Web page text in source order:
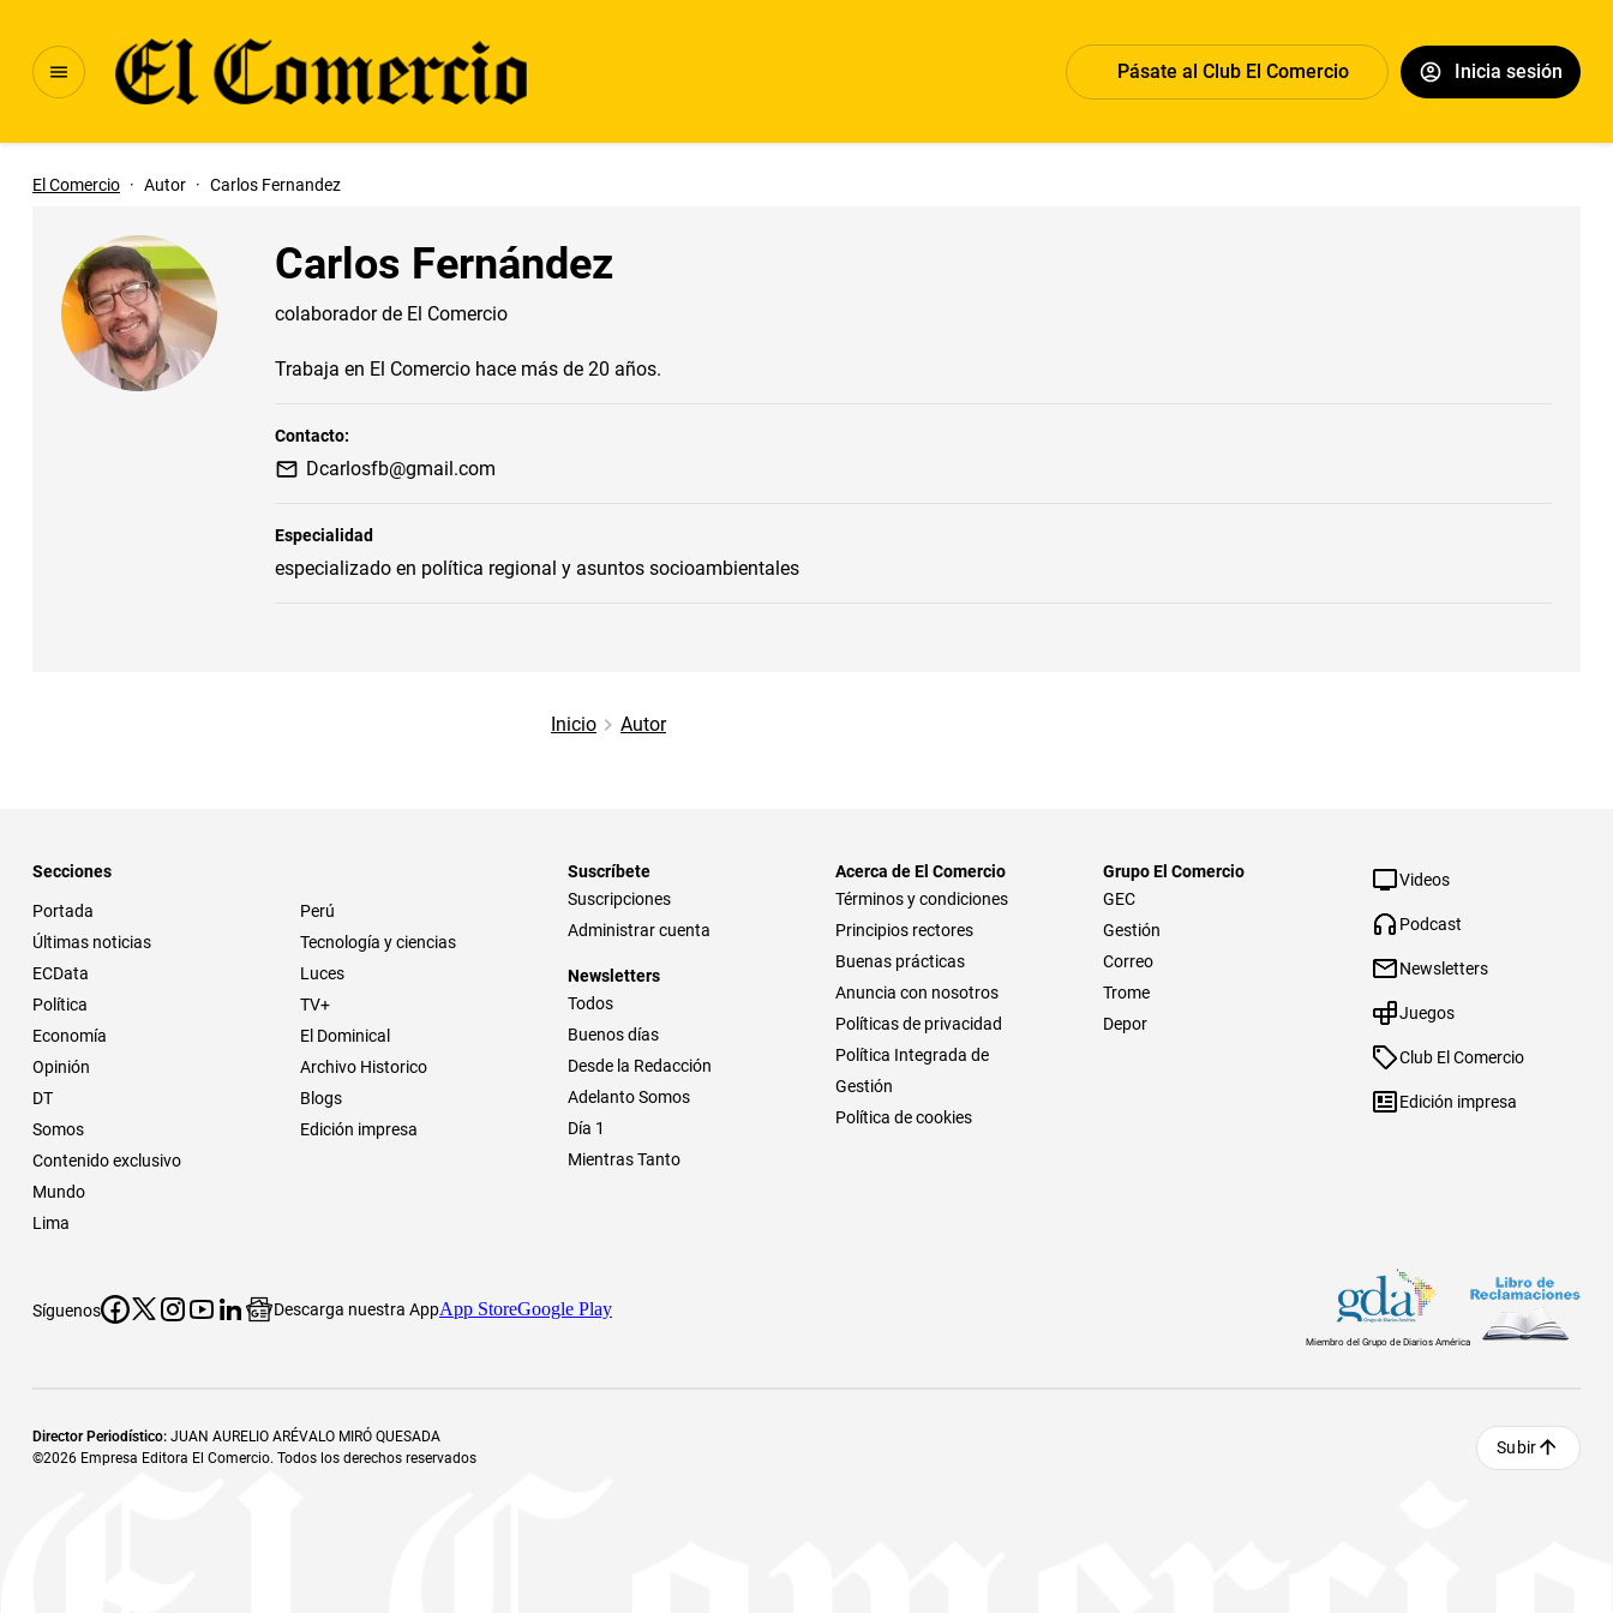
Pásate al Club El Comercio Inicia sesión
El Comercio · Autor · Carlos Fernandez
Carlos Fernández
colaborador de El Comercio
Trabaja en El Comercio hace más de 20 años.
Contacto:
Dcarlosfb@gmail.com
Especialidad
especializado en política regional y asuntos socioambientales
Inicio Autor
Secciones
Portada
Últimas noticias
ECData
Política
Economía
Opinión
DT
Somos
Contenido exclusivo
Mundo
Lima
Perú
Tecnología y ciencias
Luces
TV+
El Dominical
Archivo Historico
Blogs
Edición impresa
Suscríbete
Suscripciones
Administrar cuenta
Newsletters
Todos
Buenos días
Desde la Redacción
Adelanto Somos
Día 1
Mientras Tanto
Acerca de El Comercio
Términos y condiciones
Principios rectores
Buenas prácticas
Anuncia con nosotros
Políticas de privacidad
Política Integrada de
Gestión
Política de cookies
Grupo El Comercio
GEC
Gestión
Correo
Trome
Depor
Videos
Podcast
Newsletters
Juegos
Club El Comercio
Edición impresa
Síguenos Descarga nuestra AppApp StoreGoogle Play
Miembro del Grupo de Diarios América
Director Periodístico: JUAN AURELIO ARÉVALO MIRÓ QUESADA
©2026 Empresa Editora El Comercio. Todos los derechos reservados
Subir